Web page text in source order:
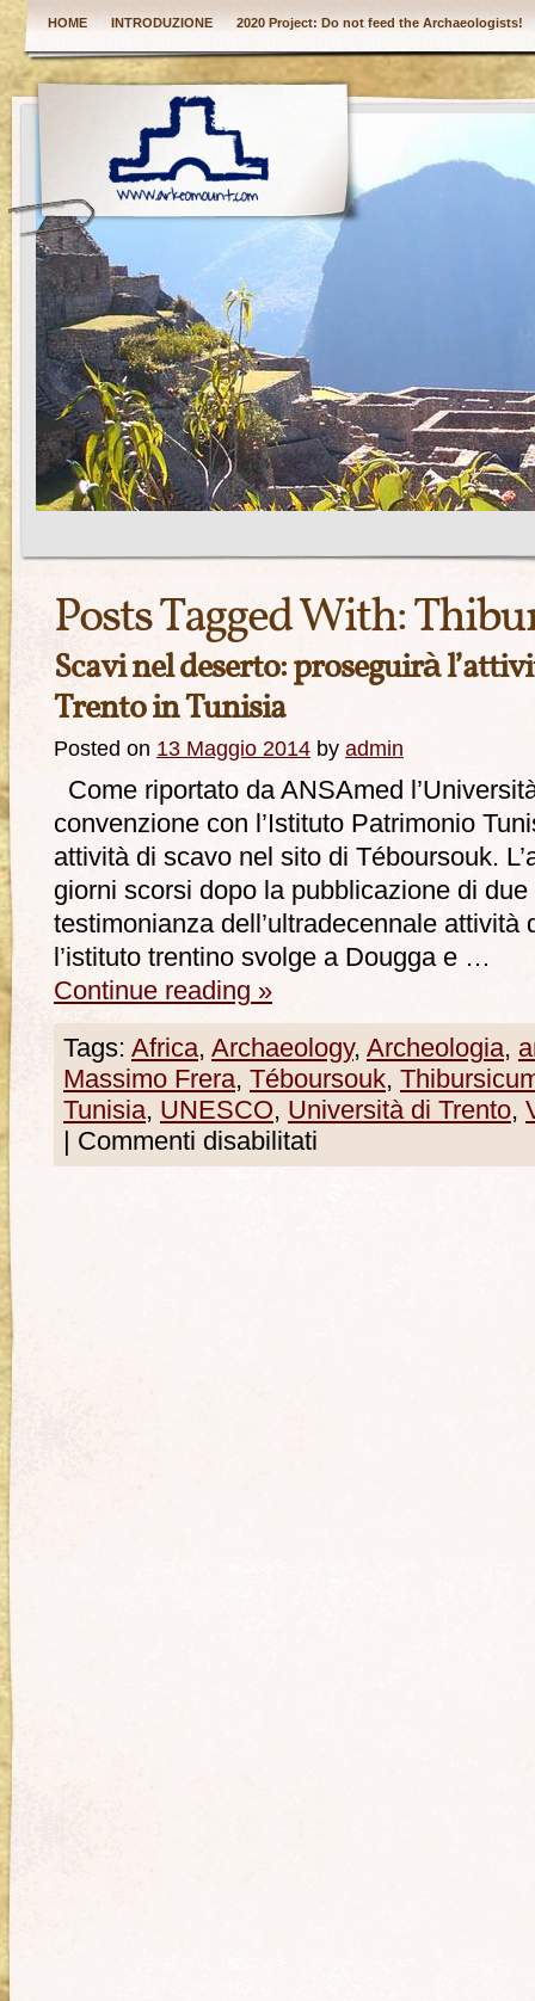
HOME INTRODUZIONE 2020 Project: Do not feed the Archaeologists!
Posts Tagged With:
Scavi nel deserto: proseguirà
Trento in Tunisia
Posted on 13 Maggio 2014 by admin
Come riportato da ANSAmed
convenzione con l’Istituto Patrimonio
attività di scavo nel sito di Téboursouk.
giorni scorsi dopo la pubblicazione di
testimonianza dell’ultradecennale attività
l’istituto trentino svolge a Dougga e …
Continue reading »
Tags: Africa, Archaeology, Archeologia,
Massimo Frera, Téboursouk,
Tunisia, UNESCO, Università di Trento,
Commenti disabilitati